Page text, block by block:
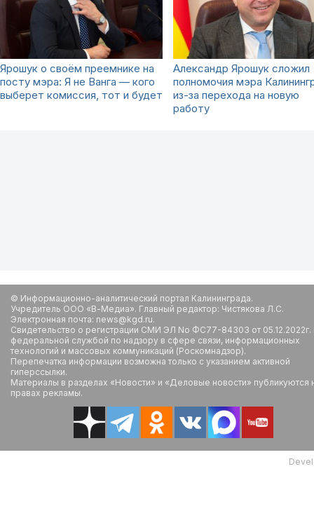
Ярошук о своём преемнике на
посту мэра: Я не Ванга — кого
выберет комиссия, тот и будет
Александр Ярошук сложил
полномочия мэра
из-за перехода на новую
работу
© Информационно-аналитический портал Калининграда.
Учредитель ООО «В-Медиа». Главный редактор: Чистякова Л.С.
Электронная почта: news@kgd.ru.
Свидетельство о регистрации СМИ ЭЛ No ФС77-84303 от
федеральной службой по надзору в сфере связи, информационных
технологий и массовых коммуникаций (Роскомнадзор).
Перепечатка информации возможна только с указанием активной
гиперссылки.
Материалы в разделах «Новости» и «Деловые новости» публикуются
правах рекламы.